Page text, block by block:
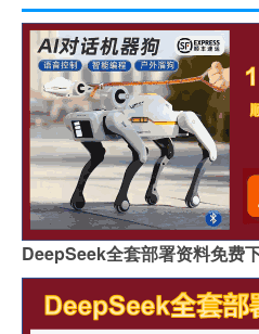
DeepSeek全套部署资料免费